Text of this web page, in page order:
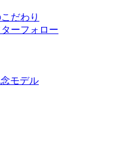
だわり
ーフォロー
モデル